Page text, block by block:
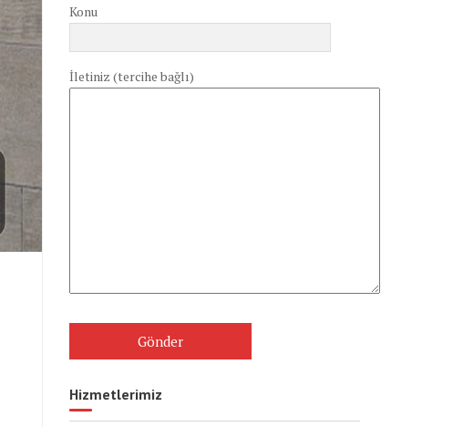
Konu
İletiniz (tercihe bağlı)
Hizmetlerimiz